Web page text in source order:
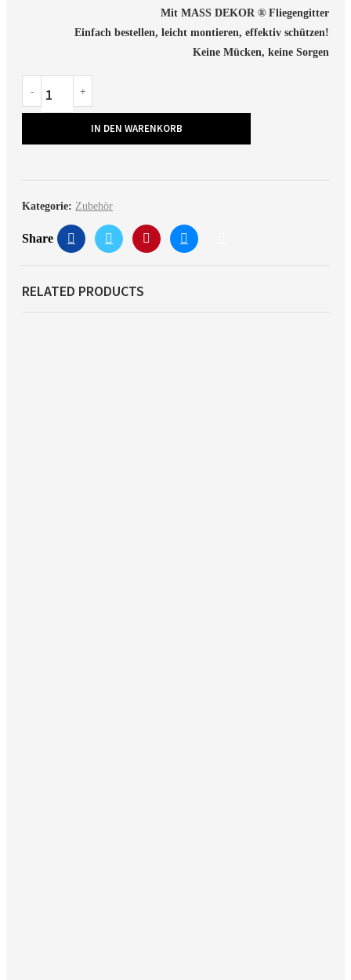
Mit MASS DEKOR ®️ Fliegengitter
Einfach bestellen, leicht montieren, effektiv schützen!
Keine Mücken, keine Sorgen
IN DEN WARENKORB
Kategorie: Zubehör
Share
RELATED PRODUCTS